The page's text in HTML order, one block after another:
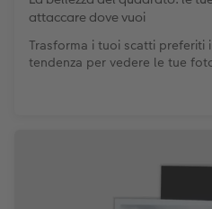
Accessori
attaccare dove vuoi
Trasforma i tuoi scatti preferiti
tendenza per vedere le tue